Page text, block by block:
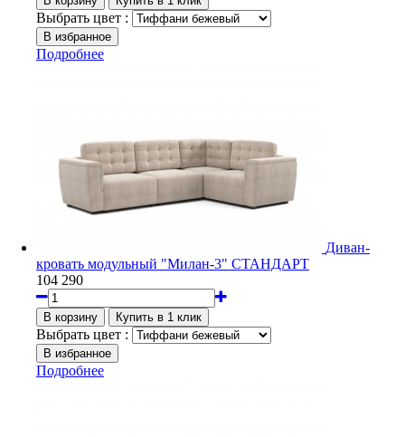
Выбрать цвет :
Подробнее
Диван-
кровать модульный "Милан-3" СТАНДАРТ
104 290
Выбрать цвет :
Подробнее